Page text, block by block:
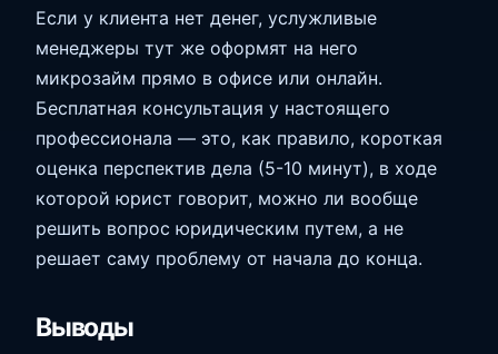
Если у клиента нет денег, услужливые
менеджеры тут же оформят на него
микрозайм прямо в офисе или онлайн.
Бесплатная консультация у настоящего
профессионала — это, как правило, короткая
оценка перспектив дела (5-10 минут), в ходе
которой юрист говорит, можно ли вообще
решить вопрос юридическим путем, а не
решает саму проблему от начала до конца.
Выводы